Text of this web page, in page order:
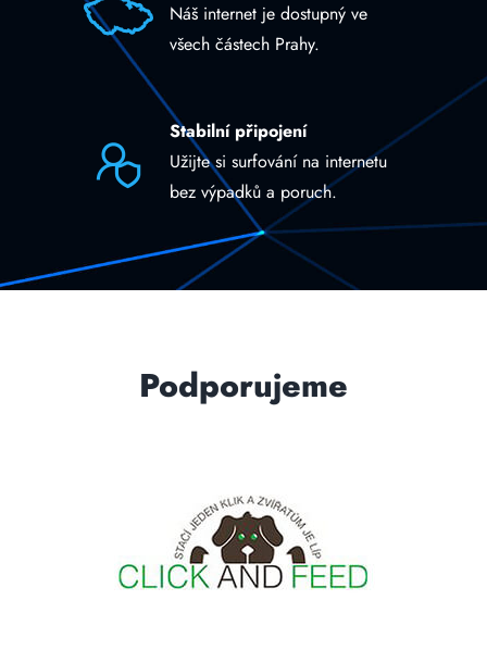
Náš internet je dostupný ve
všech částech Prahy.
Stabilní připojení
Užijte si surfování na internetu
bez výpadků a poruch.
Podporujeme